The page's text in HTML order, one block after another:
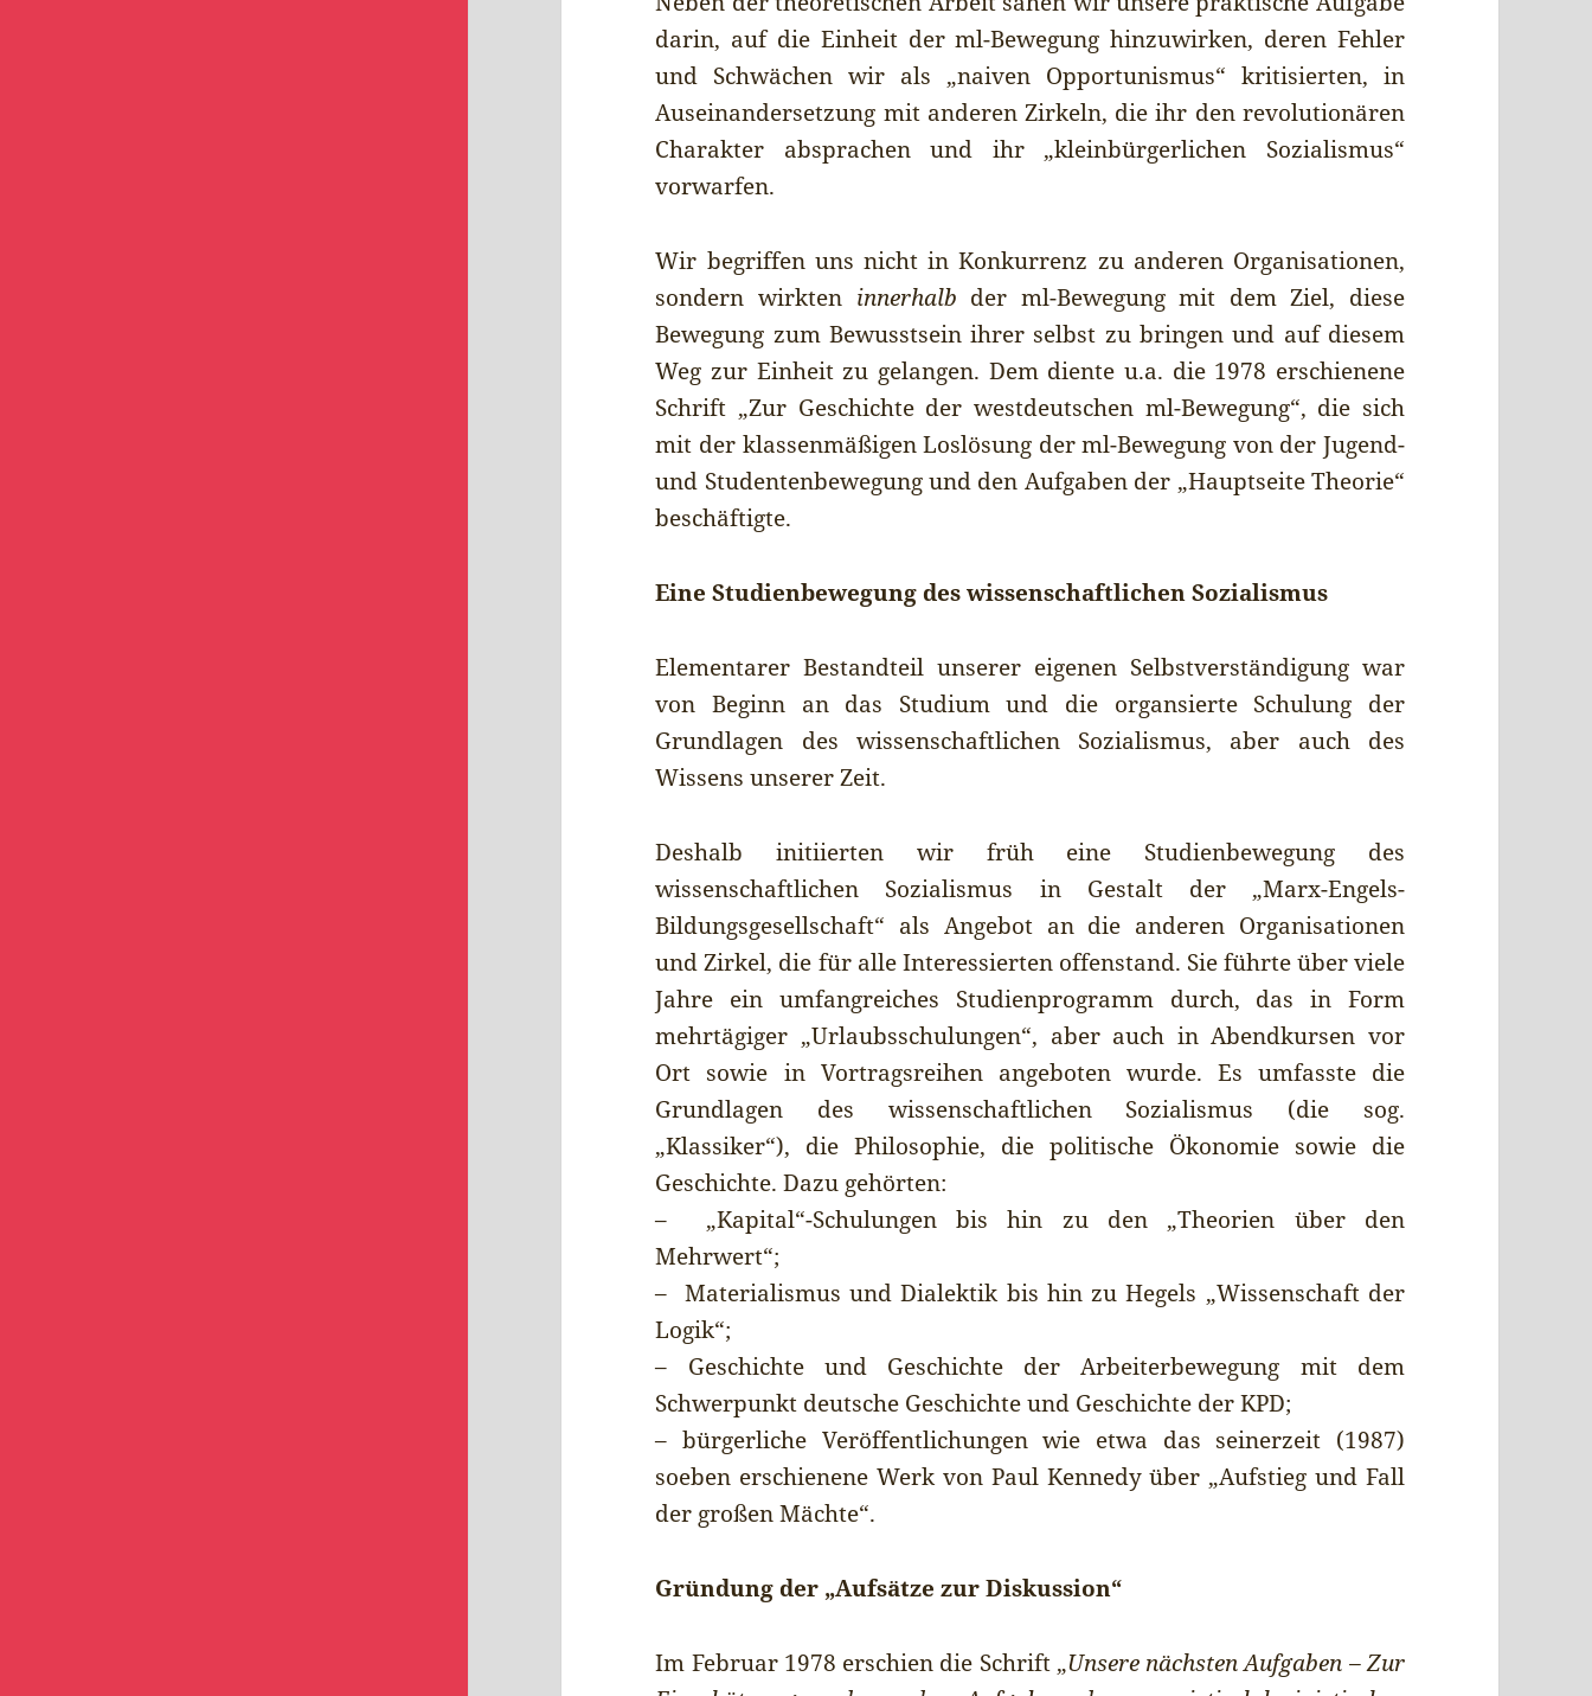
darin, auf die Einheit der ml-Bewegung hinzuwirken, deren Fehler
und Schwächen wir als „naiven Opportunismus“ kritisierten, in
Auseinandersetzung mit anderen Zirkeln, die ihr den revolutionären
Charakter absprachen und ihr „kleinbürgerlichen Sozialismus“
vorwarfen.
Wir begriffen uns nicht in Konkurrenz zu anderen Organisationen,
sondern wirkten innerhalb der ml-Bewegung mit dem Ziel, diese
Bewegung zum Bewusstsein ihrer selbst zu bringen und auf diesem
Weg zur Einheit zu gelangen. Dem diente u.a. die 1978 erschienene
Schrift „Zur Geschichte der westdeutschen ml-Bewegung“, die sich
mit der klassenmäßigen Loslösung der ml-Bewegung von der Jugend-
und Studentenbewegung und den Aufgaben der „Hauptseite Theorie“
beschäftigte.
Eine Studienbewegung des wissenschaftlichen Sozialismus
Elementarer Bestandteil unserer eigenen Selbstverständigung war
von Beginn an das Studium und die organsierte Schulung der
Grundlagen des wissenschaftlichen Sozialismus, aber auch des
Wissens unserer Zeit.
Deshalb initiierten wir früh eine Studienbewegung des
wissenschaftlichen Sozialismus in Gestalt der „Marx-Engels-
Bildungsgesellschaft“ als Angebot an die anderen Organisationen
und Zirkel, die für alle Interessierten offenstand. Sie führte über viele
Jahre ein umfangreiches Studienprogramm durch, das in Form
mehrtägiger „Urlaubsschulungen“, aber auch in Abendkursen vor
Ort sowie in Vortragsreihen angeboten wurde. Es umfasste die
Grundlagen des wissenschaftlichen Sozialismus (die sog.
„Klassiker“), die Philosophie, die politische Ökonomie sowie die
Geschichte. Dazu gehörten:
– „Kapital“-Schulungen bis hin zu den „Theorien über den
Mehrwert“;
– Materialismus und Dialektik bis hin zu Hegels „Wissenschaft der
Logik“;
– Geschichte und Geschichte der Arbeiterbewegung mit dem
Schwerpunkt deutsche Geschichte und Geschichte der KPD;
– bürgerliche Veröffentlichungen wie etwa das seinerzeit (1987)
soeben erschienene Werk von Paul Kennedy über „Aufstieg und Fall
der großen Mächte“.
Gründung der „Aufsätze zur Diskussion“
Im Februar 1978 erschien die Schrift „Unsere nächsten Aufgaben – Zur